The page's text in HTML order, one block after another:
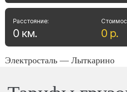
0 р.
Расстояние:
0 км.
Электросталь — Лыткарино